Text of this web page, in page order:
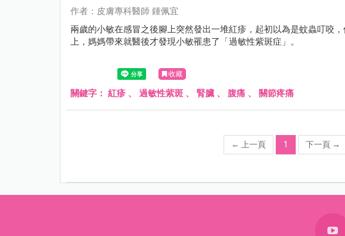
作者：皮膚專科醫師 鍾佩宜
兩歲的小敏在感冒之後腳上突然發出一堆紅疹，起初以為是蚊蟲叮咬
上，媽媽帶來就醫後才發現小敏罹患了「過敏性紫斑症」。
收藏
關鍵字： 紅疹 、 過敏性紫斑 、 腎臟 、 腹痛 、 關節疼痛
← 上一頁 1 下一頁 →